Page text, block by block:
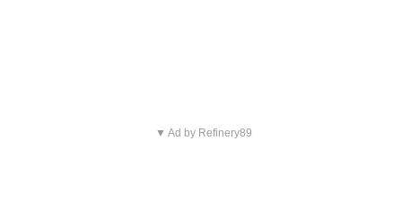
▼ Ad by Refinery89